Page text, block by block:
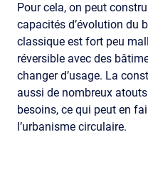
Pour cela, on peut
capacités d’évolution du
classique est fort peu
réversible avec des
changer d’usage. La
aussi de nombreux
besoins, ce qui peut en
l’urbanisme circulaire.